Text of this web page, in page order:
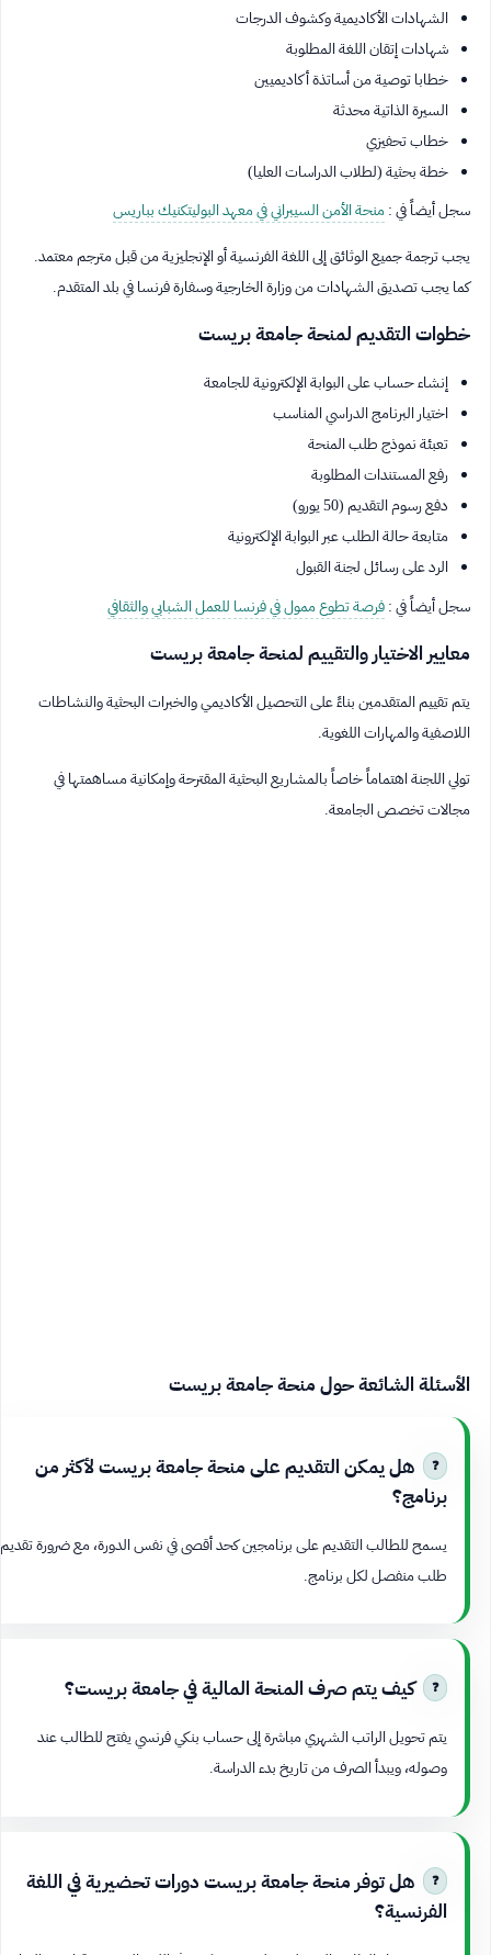
الشهادات الأكاديمية وكشوف الدرجات
شهادات إتقان اللغة المطلوبة
خطابا توصية من أساتذة أكاديميين
السيرة الذاتية محدثة
خطاب تحفيزي
خطة بحثية (لطلاب الدراسات العليا)
سجل أيضاً في :منحة الأمن السيبراني في معهد البوليتكنيك بباريس
يجب ترجمة جميع الوثائق إلى اللغة الفرنسية أو الإنجليزية من قبل مترجم معتمد.
كما يجب تصديق الشهادات من وزارة الخارجية وسفارة فرنسا في بلد المتقدم.
خطوات التقديم لمنحة جامعة بريست
إنشاء حساب على البوابة الإلكترونية للجامعة
اختيار البرنامج الدراسي المناسب
تعبئة نموذج طلب المنحة
رفع المستندات المطلوبة
دفع رسوم التقديم (50 يورو)
متابعة حالة الطلب عبر البوابة الإلكترونية
الرد على رسائل لجنة القبول
سجل أيضاً في :فرصة تطوع ممول في فرنسا للعمل الشبابي والثقافي
معايير الاختيار والتقييم لمنحة جامعة بريست
يتم تقييم المتقدمين بناءً على التحصيل الأكاديمي والخبرات البحثية والنشاطات
اللاصفية والمهارات اللغوية.
تولي اللجنة اهتماماً خاصاً بالمشاريع البحثية المقترحة وإمكانية مساهمتها في
مجالات تخصص الجامعة.
الأسئلة الشائعة حول منحة جامعة بريست
هل يمكن التقديم على منحة جامعة بريست لأكثر من
برنامج؟
يسمح للطالب التقديم على برنامجين كحد أقصى في نفس الدورة، مع ضرورة تقديم
طلب منفصل لكل برنامج.
كيف يتم صرف المنحة المالية في جامعة بريست؟
يتم تحويل الراتب الشهري مباشرة إلى حساب بنكي فرنسي يفتح للطالب عند
وصوله، ويبدأ الصرف من تاريخ بدء الدراسة.
هل توفر منحة جامعة بريست دورات تحضيرية في اللغة
الفرنسية؟